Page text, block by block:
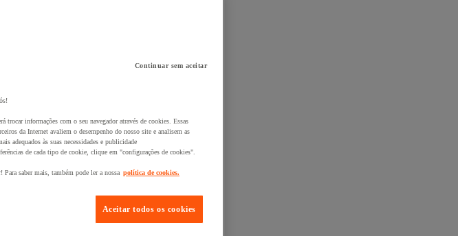
Continuar sem aceitar
informações com o seu navegador através de cookies. Essas
da Internet avaliem o desempenho do nosso site e analisem as
adequados às suas necessidades e publicidade
de cada tipo de cookie, clique em "configurações de cookies".
saber mais, também pode ler a nossa política de cookies.
Aceitar todos os cookies